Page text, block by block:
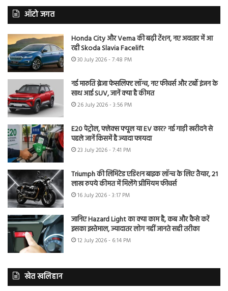
ऑटो जगत
Honda City और Verna की बढ़ी टेंशन, नए अवतार में आ
रही Skoda Slavia Facelift
30 July 2026 - 7:48 PM
नई मारुति ब्रेजा फेसलिफ्ट लॉन्च, नए फीचर्स और टर्बो इंजन के
साथ आई SUV, जानें क्या है कीमत
26 July 2026 - 3:56 PM
E20 पेट्रोल, फ्लेक्स फ्यूल या EV कार? नई गाड़ी खरीदने से
पहले जानें किसमें है ज्यादा फायदा
23 July 2026 - 7:41 PM
Triumph की लिमिटेड एडिशन बाइक लॉन्च के लिए तैयार, 21
लाख रुपये कीमत में मिलेंगे प्रीमियम फीचर्स
16 July 2026 - 3:17 PM
जानिए Hazard Light का क्या काम है, कब और कैसे करें
इसका इस्तेमाल, ज्यादातर लोग नहीं जानते सही तरीका
12 July 2026 - 6:14 PM
खेत खलिहान